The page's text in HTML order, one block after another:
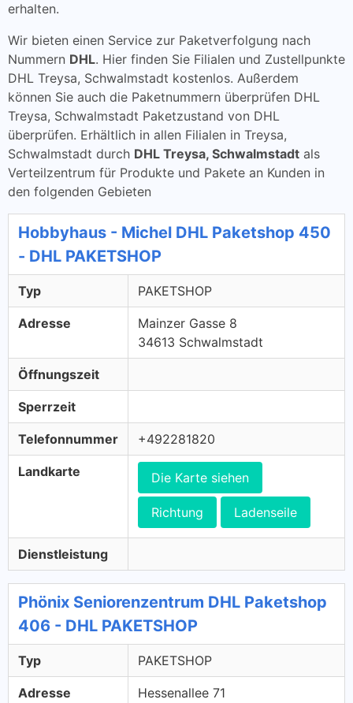
erhalten.
Wir bieten einen Service zur Paketverfolgung nach
Nummern DHL. Hier finden Sie Filialen und Zustellpunkte
DHL Treysa, Schwalmstadt kostenlos. Außerdem
können Sie auch die Paketnummern überprüfen DHL
Treysa, Schwalmstadt Paketzustand von DHL
überprüfen. Erhältlich in allen Filialen in Treysa,
Schwalmstadt durch DHL Treysa, Schwalmstadt als
Verteilzentrum für Produkte und Pakete an Kunden in
den folgenden Gebieten
Hobbyhaus - Michel DHL Paketshop 450
- DHL PAKETSHOP
Typ PAKETSHOP
Adresse
Mainzer Gasse 8
34613 Schwalmstadt
Öffnungszeit
Sperrzeit
Telefonnummer +492281820
Landkarte Die Karte siehen
Richtung Ladenseile
Dienstleistung
Phönix Seniorenzentrum DHL Paketshop
406 - DHL PAKETSHOP
Typ PAKETSHOP
Adresse
Hessenallee 71